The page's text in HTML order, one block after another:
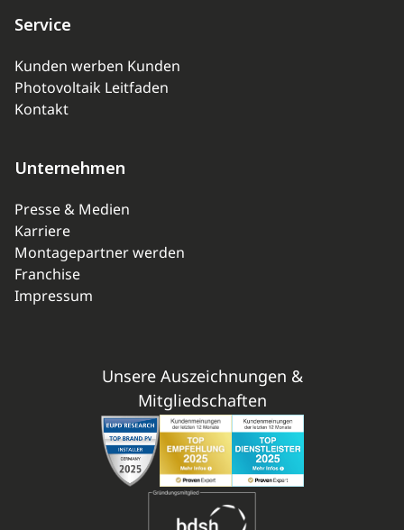
Service
Kunden werben Kunden
Photovoltaik Leitfaden
Kontakt
Unternehmen
Presse & Medien
Karriere
Montagepartner werden
Franchise
Impressum
Unsere Auszeichnungen &
Mitgliedschaften